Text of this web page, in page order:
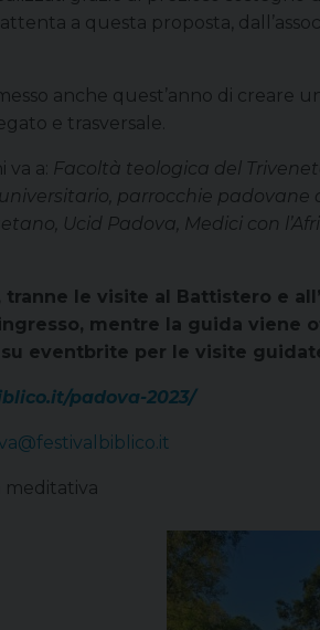
a questa proposta,
anche quest’anno di creare
e trasversale.
a: Facoltà teologica del
parrocchie padovane
Ucid Padova, Medici con
le visite al Battistero e
mentre la guida viene
eventbrite per le visite
padova-2023/
meditativa